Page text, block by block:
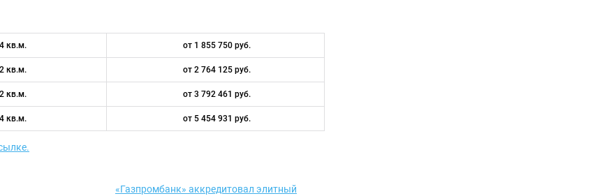
кв.м. от 1 855 750 руб.
кв.м. от 2 764 125 руб.
кв.м. от 3 792 461 руб.
кв.м. от 5 454 931 руб.
«Газпромбанк» аккредитовал элитный